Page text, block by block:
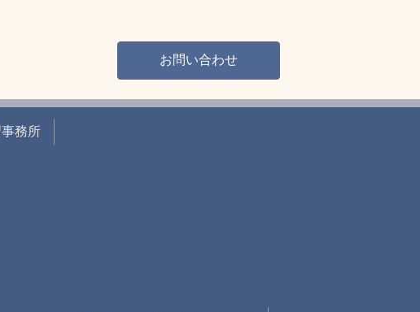
お問い合わせ
務所